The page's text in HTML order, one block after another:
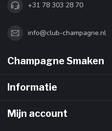
+31 78 303 28 70
info@club-champagne.nl
Champagne Smaken
Informatie
Mijn account